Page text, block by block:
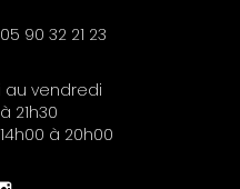
05 90 32 21 23
au vendredi
21h30
à 20h00